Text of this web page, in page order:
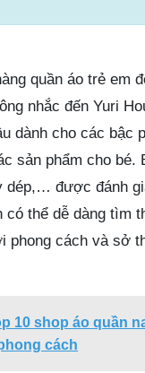
quần áo trẻ em
nhắc đến Yuri
dành cho các bậc
sản phẩm cho bé.
dép,… được đánh
có thể dễ dàng tìm
phong cách và sở
10 shop áo quần
cách